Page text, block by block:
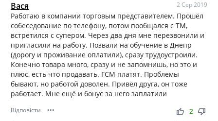
Вася 2 Сер 2019
Работаю в компании торговым представителем. Прошёл
собеседование по телефону, потом пообщался с ТМ,
встретился с супером. Через два дня мне перезвонили и
пригласили на работу. Позвали на обучение в Днепр
(дорогу и проживание оплатили), сразу трудоустроили.
Конечно товара много, сразу и не запомнишь, но это и
плюс, есть что продавать. ГСМ платят. Проблемы
бывают, но работой доволен. Привёл друга, он тоже
работает. Мне ещё и бонус за него заплатили
Відповісти ••• thumb_up thumb_down
2